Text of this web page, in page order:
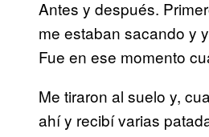
Antes y después.
me estaban sacando y
Fue en ese momento
Me tiraron al suelo y,
ahí y recibí varias